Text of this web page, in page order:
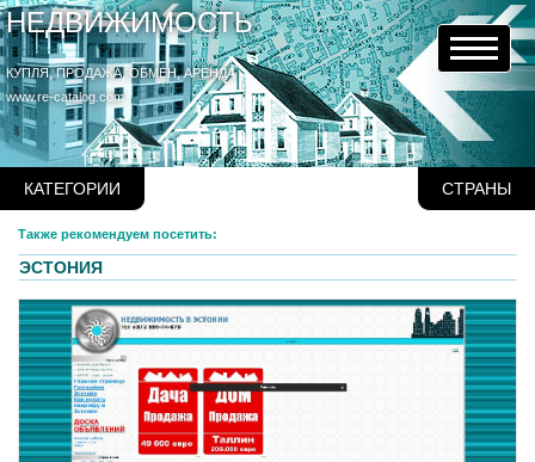
НЕДВИЖИМОСТЬ
КУПЛЯ, ПРОДАЖА, ОБМЕН, АРЕНДА
www.re-catalog.com
КАТЕГОРИИ СТРАНЫ
Также рекомендуем посетить:
ЭСТОНИЯ